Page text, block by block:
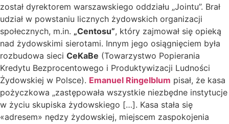
został dyrektorem warszawskiego oddziału „Jointu”. Brał
udział w powstaniu licznych żydowskich organizacji
społecznych, m.in. „Centosu”, który zajmował się opieką
nad żydowskimi sierotami. Innym jego osiągnięciem była
rozbudowa sieci CeKaBe (Towarzystwo Popierania
Kredytu Bezprocentowego i Produktywizacji Ludności
Żydowskiej w Polsce). Emanuel Ringelblum pisał, że kasa
pożyczkowa „zastępowała wszystkie niezbędne instytucje
w życiu skupiska żydowskiego […]. Kasa stała się
«adresem» nędzy żydowskiej, miejscem zaspokojenia